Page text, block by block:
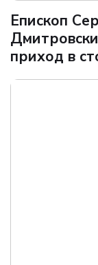
Епископ
приход в